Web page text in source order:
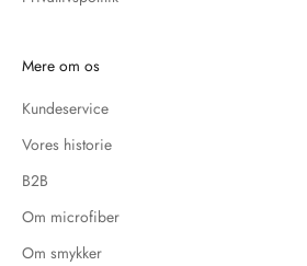
Mere om os
Kundeservice
Vores historie
B2B
Om microfiber
Om smykker